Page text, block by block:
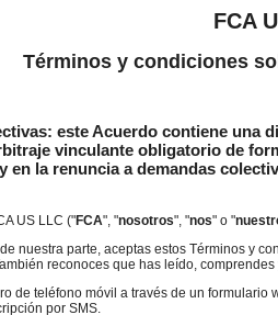
FCA
Términos y condiciones
este Acuerdo contiene
vinculante obligatorio de
la renuncia a demandas
US LLC ("FCA", "nosotros", "nos" o "
nuestra parte, aceptas estos Términos y
reconoces que has leído,
de teléfono móvil a través de un
por SMS.